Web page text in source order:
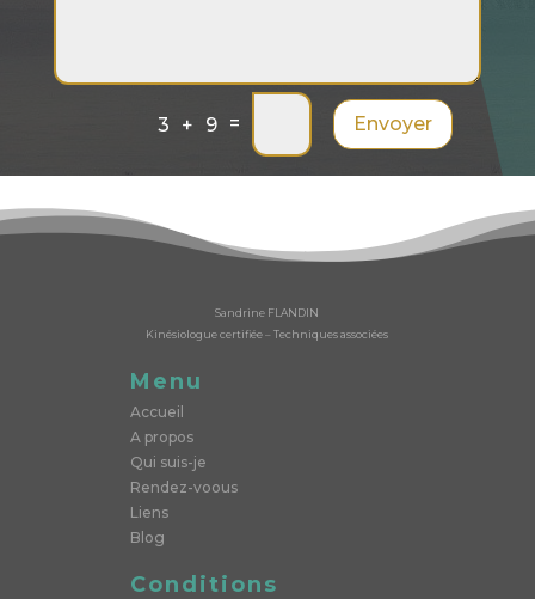
3 + 9 = Envoyer
Sandrine FLANDIN
Kinésiologue certifiée – Techniques associées
Menu
Accueil
A propos
Qui suis-je
Rendez-voous
Liens
Blog
Conditions